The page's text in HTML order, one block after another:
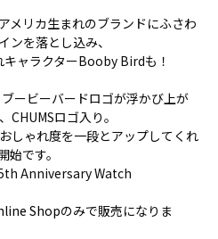
メリカ生まれのブランドにふさわ
ンを落とし込み、
ャラクターBooby Birdも！
ービーバードロゴが浮かび上が
CHUMSロゴ入り。
しゃれ度を一段とアップしてくれ
です。
Anniversary Watch
Shopのみで販売になりま